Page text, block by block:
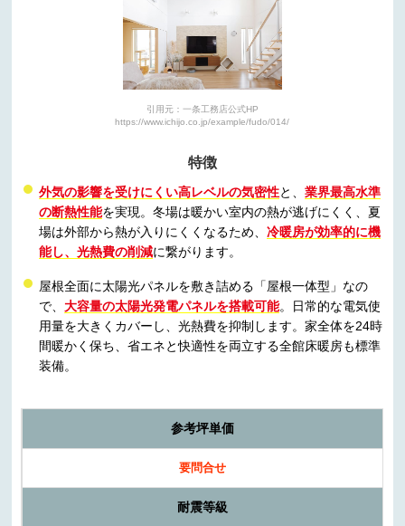
引用元：一条工務店公式HP
https://www.ichijo.co.jp/example/fudo/014/
特徴
外気の影響を受けにくい高レベルの気密性と、業界最高水準
の断熱性能を実現。冬場は暖かい室内の熱が逃げにくく、夏
場は外部から熱が入りにくくなるため、冷暖房が効率的に機
能し、光熱費の削減に繋がります。
屋根全面に太陽光パネルを敷き詰める「屋根一体型」なの
で、大容量の太陽光発電パネルを搭載可能。日常的な電気使
用量を大きくカバーし、光熱費を抑制します。家全体を24時
間暖かく保ち、省エネと快適性を両立する全館床暖房も標準
装備。
参考坪単価
要問合せ
耐震等級